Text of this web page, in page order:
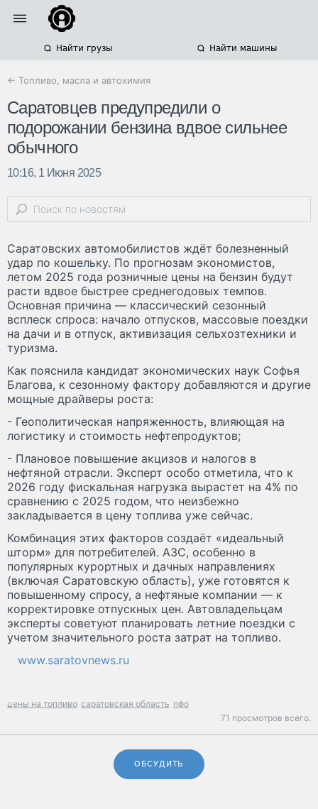
Найти грузы Найти машины
← Топливо, масла и автохимия
Саратовцев предупредили о
подорожании бензина вдвое сильнее
обычного
10:16, 1 Июня 2025
Саратовских автомобилистов ждёт болезненный
удар по кошельку. По прогнозам экономистов,
летом 2025 года розничные цены на бензин будут
расти вдвое быстрее среднегодовых темпов.
Основная причина — классический сезонный
всплеск спроса: начало отпусков, массовые поездки
на дачи и в отпуск, активизация сельхозтехники и
туризма.
Как пояснила кандидат экономических наук Софья
Благова, к сезонному фактору добавляются и другие
мощные драйверы роста:
- Геополитическая напряженность, влияющая на
логистику и стоимость нефтепродуктов;
- Плановое повышение акцизов и налогов в
нефтяной отрасли. Эксперт особо отметила, что к
2026 году фискальная нагрузка вырастет на 4% по
сравнению с 2025 годом, что неизбежно
закладывается в цену топлива уже сейчас.
Комбинация этих факторов создаёт «идеальный
шторм» для потребителей. АЗС, особенно в
популярных курортных и дачных направлениях
(включая Саратовскую область), уже готовятся к
повышенному спросу, а нефтяные компании — к
корректировке отпускных цен. Автовладельцам
эксперты советуют планировать летние поездки с
учетом значительного роста затрат на топливо.
www.saratovnews.ru
цены на топливо саратовская область пфо
71 просмотров всего.
ОБСУДИТЬ